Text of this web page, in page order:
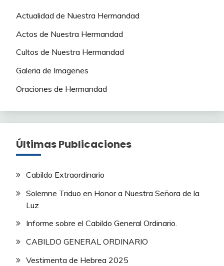
Actualidad de Nuestra Hermandad
Actos de Nuestra Hermandad
Cultos de Nuestra Hermandad
Galeria de Imagenes
Oraciones de Hermandad
Últimas Publicaciones
Cabildo Extraordinario
Solemne Triduo en Honor a Nuestra Señora de la
Luz
Informe sobre el Cabildo General Ordinario.
CABILDO GENERAL ORDINARIO
Vestimenta de Hebrea 2025